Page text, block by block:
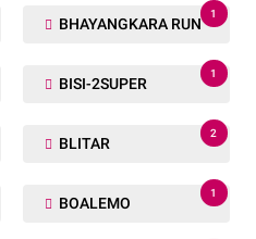
BHAYANGKARA RUN
1
BISI-2SUPER
1
BLITAR
2
BOALEMO
1